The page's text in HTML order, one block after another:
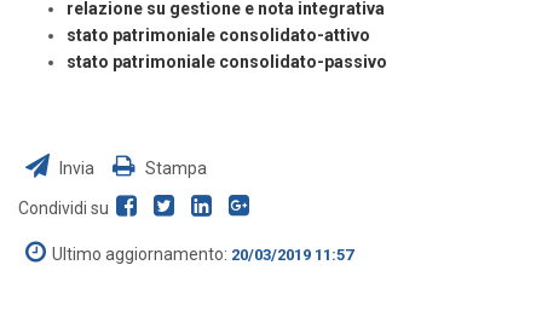
relazione su gestione e nota integrativa
stato patrimoniale consolidato-attivo
stato patrimoniale consolidato-passivo
Invia Stampa
Condividi su
Ultimo aggiornamento: 20/03/2019 11:57